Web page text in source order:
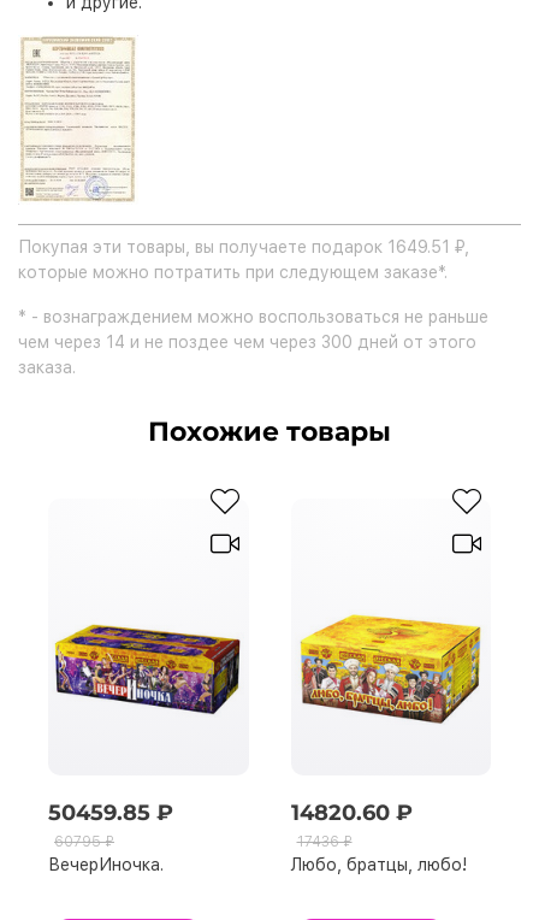
Покупая эти товары, вы получаете подарок 1649.51 ₽,
которые можно потратить при следующем заказе*.
* - вознаграждением можно воспользоваться не раньше
чем через 14 и не поздее чем через 300 дней от этого
заказа.
Похожие товары
50459.85 ₽
60795 ₽
ВечерИночка.
14820.60 ₽
17436 ₽
Любо, братцы, любо!